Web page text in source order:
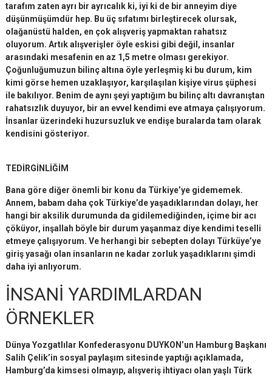
tarafım zaten ayrı bir ayrıcalık ki, iyi ki de bir anneyim diye
düşünmüşümdür hep. Bu üç sıfatımı birleştirecek olursak,
olağanüstü halden, en çok alışveriş yapmaktan rahatsız
oluyorum. Artık alışverişler öyle eskisi gibi değil, insanlar
arasındaki mesafenin en az 1,5 metre olması gerekiyor.
Çoğunluğumuzun bilinç altına öyle yerleşmiş ki bu durum, kim
kimi görse hemen uzaklaşıyor, karşılaşılan kişiye virus şüphesi
ile bakılıyor. Benim de aynı şeyi yaptığım bu bilinç altı davranıştan
rahatsızlık duyuyor, bir an evvel kendimi eve atmaya çalışıyorum.
İnsanlar üzerindeki huzursuzluk ve endişe buralarda tam olarak
kendisini gösteriyor.
TEDİRGİNLİĞİM
Bana göre diğer önemli bir konu da Türkiye’ye gidememek.
Annem, babam daha çok Türkiye’de yaşadıklarından dolayı, her
hangi bir aksilik durumunda da gidilemediğinden, içime bir acı
çöküyor, inşallah böyle bir durum yaşanmaz diye kendimi teselli
etmeye çalışıyorum. Ve herhangi bir sebepten dolayı Türküye’ye
giriş yasağı olan insanların ne kadar zorluk yaşadıklarını şimdi
daha iyi anlıyorum.
İNSANİ YARDIMLARDAN
ÖRNEKLER
Dünya Yozgatlılar Konfederasyonu DUYKON’un Hamburg Başkanı
Salih Çelik’in sosyal paylaşım sitesinde yaptığı açıklamada,
Hamburg’da kimsesi olmayıp, alışveriş ihtiyacı olan yaşlı Türk